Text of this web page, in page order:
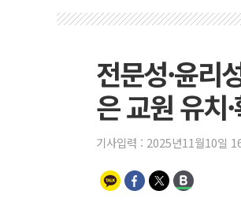
전문성·윤
은 교원 유치
기사입력 : 2025년11월10일